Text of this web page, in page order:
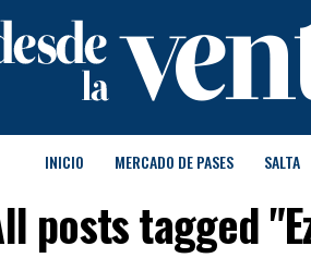
INICIO MERCADO DE PASES SALTA
posts tagged